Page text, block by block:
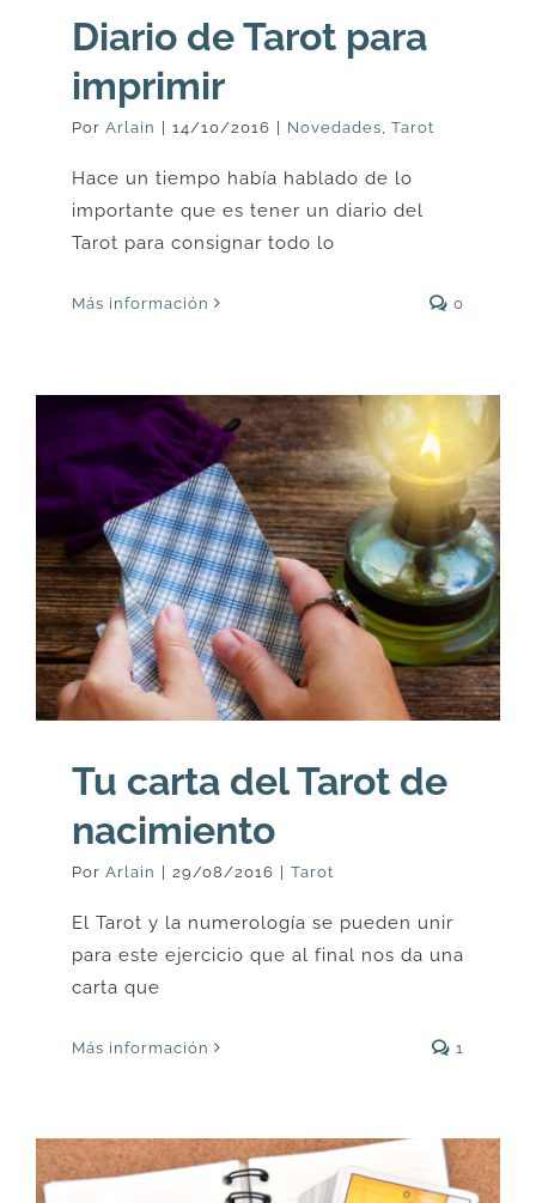
Diario de Tarot para
imprimir
Por Arlain | 14/10/2016 | Novedades Tarot
Hace un tiempo había hablado de lo
importante que es tener un diario del
Tarot para consignar todo lo
Más información 0
Tu carta del Tarot de
nacimiento
Por Arlain | 29/08/2016 | Tarot
El Tarot y la numerología se pueden unir
para este ejercicio que al final nos da una
carta que
Más información 1